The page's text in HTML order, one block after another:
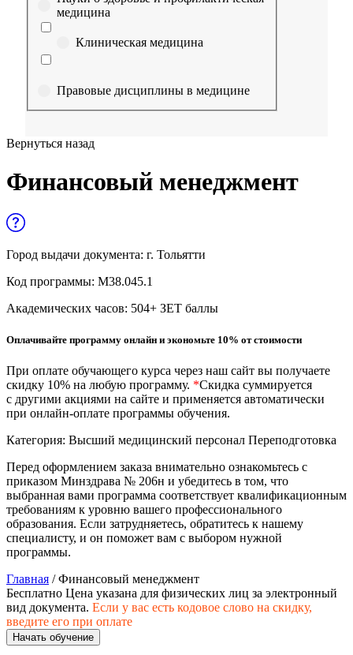
медицина
Клиническая медицина
Правовые дисциплины в медицине
Управленческие дисциплины в
медицине
Образование и педагогические науки
Социология и социальная работа
и служащих
История и археология
Психологические науки
Техносферная безопасность и ОТ
Техносферная безопасность и
природообустройство
промышленности
Управление охраной труда.
Техносферная безопасность
Вернуться назад
Финансовый менеджмент
Город выдачи документа: г. Тольятти
Код программы: М38.045.1
Академических часов: 504+ ЗЕТ баллы
Оплачивайте программу онлайн и экономьте 10% от стоимости
При оплате обучающего курса через наш сайт вы получаете
скидку 10% на любую программу. *Скидка суммируется
с другими акциями на сайте и применяется автоматически
при онлайн-оплате программы обучения.
Категория: Высший медицинский персонал Переподготовка
Перед оформлением заказа внимательно ознакомьтесь с
приказом Минздрава № 206н и убедитесь в том, что
выбранная вами программа соответствует квалификационным
требованиям к уровню вашего профессионального
образования. Если затрудняетесь, обратитесь к нашему
специалисту, и он поможет вам с выбором нужной
программы.
Главная / Финансовый менеджмент
Бесплатно Цена указана для физических лиц за электронный
вид документа. Если у вас есть кодовое слово на скидку,
введите его при оплате
Начать обучение